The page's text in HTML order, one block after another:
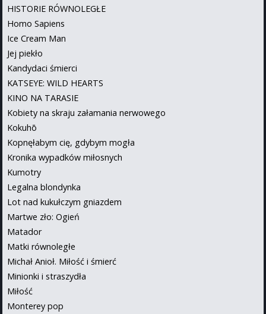
HISTORIE RÓWNOLEGŁE
Homo Sapiens
Ice Cream Man
Jej piekło
Kandydaci śmierci
KATSEYE: WILD HEARTS
KINO NA TARASIE
Kobiety na skraju załamania nerwowego
Kokuhō
Kopnęłabym cię, gdybym mogła
Kronika wypadków miłosnych
Kumotry
Legalna blondynka
Lot nad kukułczym gniazdem
Martwe zło: Ogień
Matador
Matki równoległe
Michał Anioł. Miłość i śmierć
Minionki i straszydła
Miłość
Monterey pop